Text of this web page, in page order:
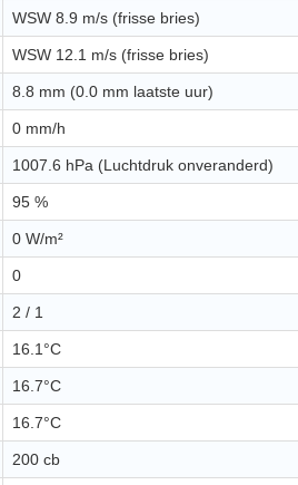
WSW 8.9 m/s (frisse bries)
WSW 12.1 m/s (frisse bries)
8.8 mm (0.0 mm laatste uur)
0 mm/h
1007.6 hPa (Luchtdruk onveranderd)
95 %
0 W/m²
0
2 / 1
16.1°C
16.7°C
16.7°C
200 cb